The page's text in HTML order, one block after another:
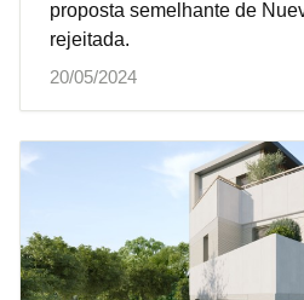
proposta semelhante de
rejeitada.
20/05/2024